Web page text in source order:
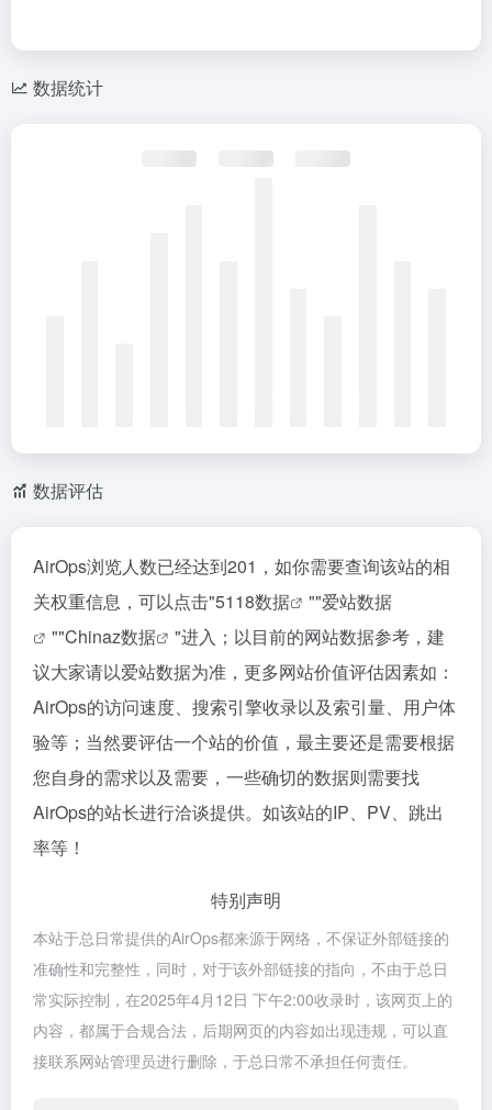
数据统计
数据评估
AirOps浏览人数已经达到201，如你需要查询该站的相
关权重信息，可以点击"5118数据 ""爱站数据
""Chinaz数据
"进入；以目前的网站数据参考，建
议大家请以爱站数据为准，更多网站价值评估因素如：
AirOps的访问速度、搜索引擎收录以及索引量、用户体
验等；当然要评估一个站的价值，最主要还是需要根据
您自身的需求以及需要，一些确切的数据则需要找
AirOps的站长进行洽谈提供。如该站的IP、PV、跳出
率等！
特别声明
本站于总日常提供的AirOps都来源于网络，不保证外部链接的
准确性和完整性，同时，对于该外部链接的指向，不由于总日
常实际控制，在2025年4月12日 下午2:00收录时，该网页上的
内容，都属于合规合法，后期网页的内容如出现违规，可以直
接联系网站管理员进行删除，于总日常不承担任何责任。